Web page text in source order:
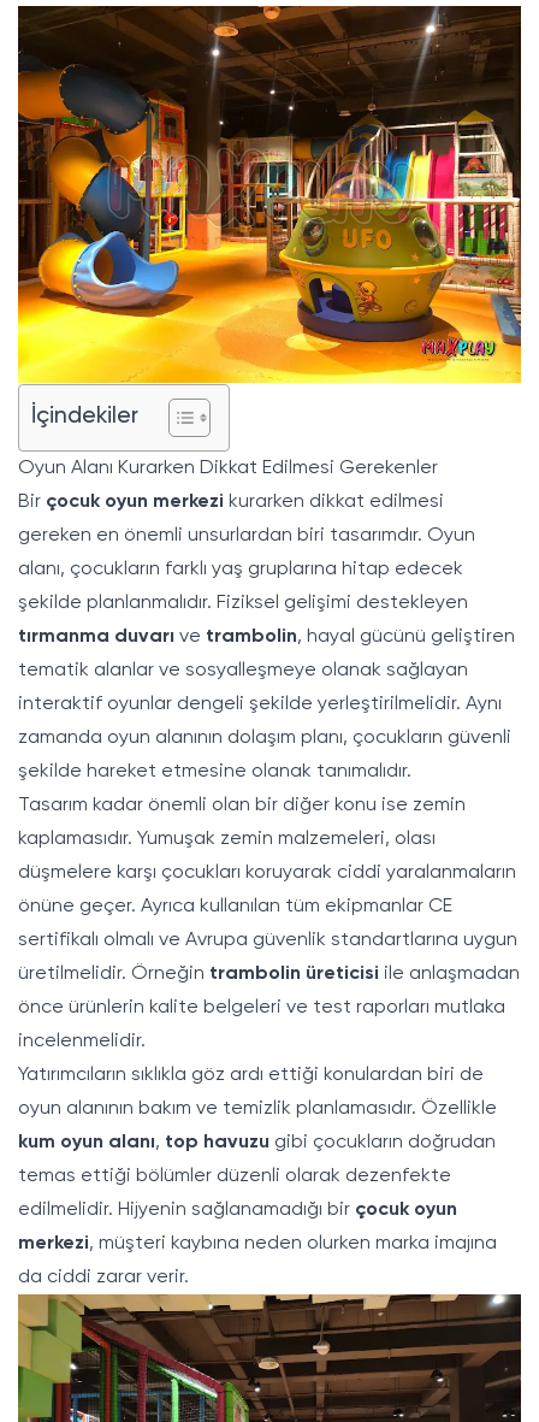
İçindekiler
Oyun Alanı Kurarken Dikkat Edilmesi Gerekenler
Bir çocuk oyun merkezi kurarken dikkat edilmesi
gereken en önemli unsurlardan biri tasarımdır. Oyun
alanı, çocukların farklı yaş gruplarına hitap edecek
şekilde planlanmalıdır. Fiziksel gelişimi destekleyen
tırmanma duvarı ve trambolin, hayal gücünü geliştiren
tematik alanlar ve sosyalleşmeye olanak sağlayan
interaktif oyunlar dengeli şekilde yerleştirilmelidir. Aynı
zamanda oyun alanının dolaşım planı, çocukların güvenli
şekilde hareket etmesine olanak tanımalıdır.
Tasarım kadar önemli olan bir diğer konu ise zemin
kaplamasıdır. Yumuşak zemin malzemeleri, olası
düşmelere karşı çocukları koruyarak ciddi yaralanmaların
önüne geçer. Ayrıca kullanılan tüm ekipmanlar CE
sertifikalı olmalı ve Avrupa güvenlik standartlarına uygun
üretilmelidir. Örneğin trambolin üreticisi ile anlaşmadan
önce ürünlerin kalite belgeleri ve test raporları mutlaka
incelenmelidir.
Yatırımcıların sıklıkla göz ardı ettiği konulardan biri de
oyun alanının bakım ve temizlik planlamasıdır. Özellikle
kum oyun alanı, top havuzu gibi çocukların doğrudan
temas ettiği bölümler düzenli olarak dezenfekte
edilmelidir. Hijyenin sağlanamadığı bir çocuk oyun
merkezi, müşteri kaybına neden olurken marka imajına
da ciddi zarar verir.